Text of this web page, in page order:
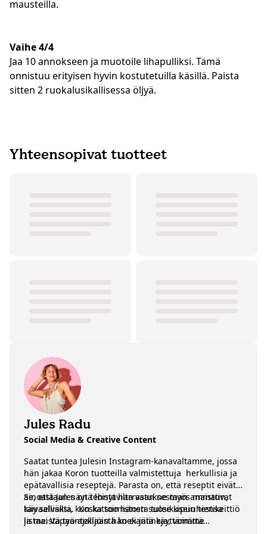
mausteilla.
Vaihe 4/4
Jaa 10 annokseen ja muotoile lihapulliksi. Tämä
onnistuu erityisen hyvin kostutetuilla käsillä. Paista
sitten 2 ruokalusikallisessa öljyä.
Yhteensopivat tuotteet
Jules Radu
Social Media & Creative Content
Saatat tuntea Julesin Instagram-kanavaltamme, jossa
hän jakaa Koron tuotteilla valmistettuja herkullisia ja
epätavallisia reseptejä. Parasta on, että reseptit eivät
ainoastaan näytä loistavilta vaan ne myös maistuvat
taivaallisilta. Koska toimistosta tulee usein testikeittiö
ja meistä työntekijöistä koekaniineja, voimme
Se, että Jules on tehnyt harrastuksestaan ammatin,
käy selväksi, kun katsoo hänen suosikkipuuhiensa
listaa: Vapaa-ajallaan hän ei jätä käyttämättä